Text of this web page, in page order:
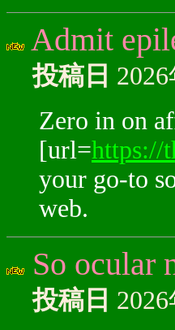
Admit
投稿日
Zero in on
[url=https://
your go-to
web.
So ocular
投稿日